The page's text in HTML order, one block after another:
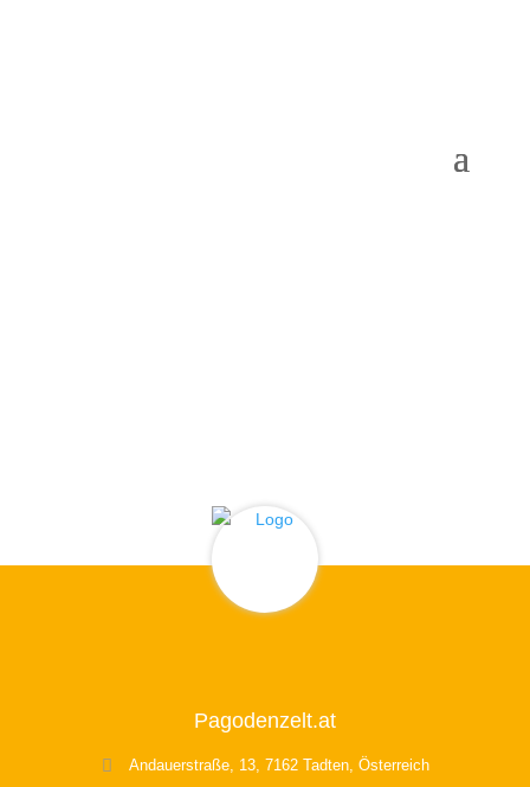
Pagodenzelt.at
Andauerstraße, 13, 7162 Tadten, Österreich